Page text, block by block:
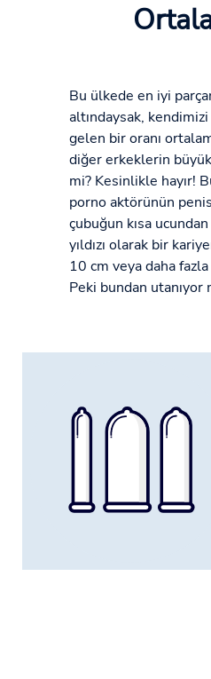
Bu ülkede en iyi
altındaysak,
gelen bir oranı
diğer erkeklerin
mi? Kesinlikle hayır!
porno aktörünün
çubuğun kısa
yıldızı olarak bir
10 cm veya daha
Peki bundan utanıyor